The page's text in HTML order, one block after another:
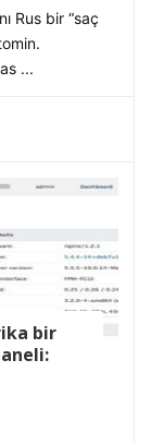
Rus bir “saç
...
bir